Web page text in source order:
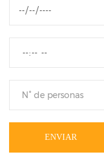
ENVIAR